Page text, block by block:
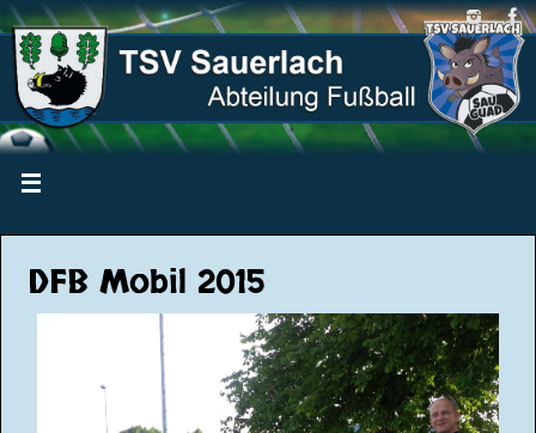
DFB Mobil 2015